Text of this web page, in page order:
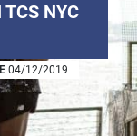
NYC
04/12/2019